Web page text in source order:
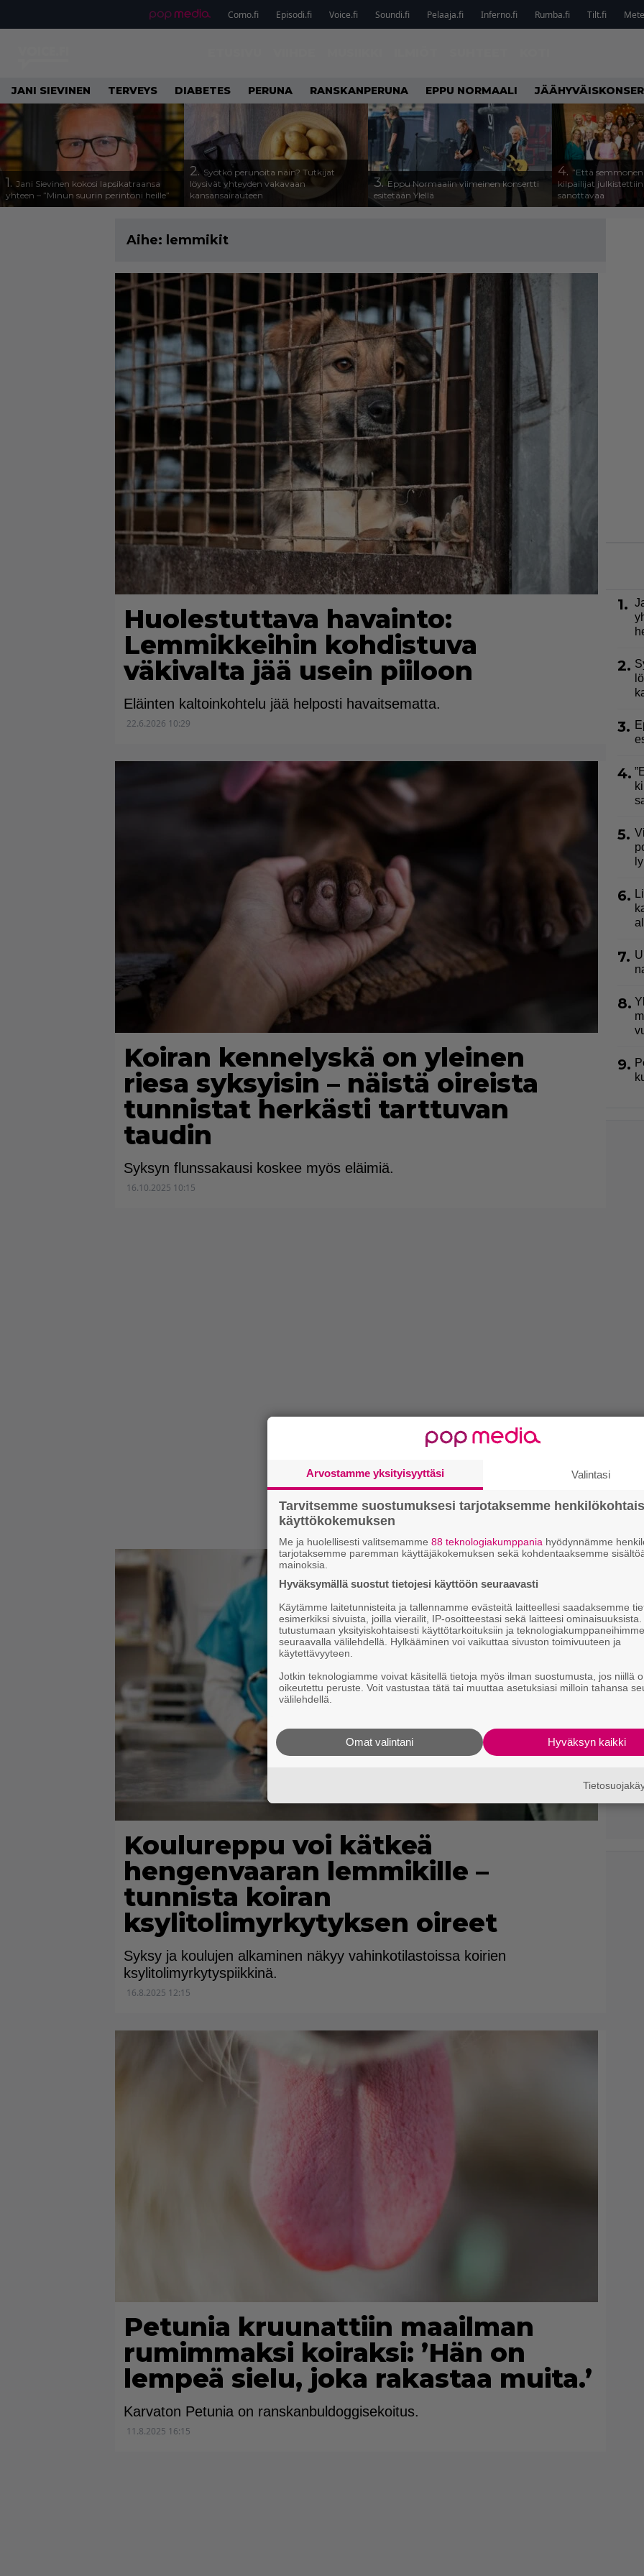
Como.fi Episodi.fi Voice.fi Soundi.fi Pelaaja.fi Inferno.fi Rumba.fi Tilt.fi
JANI SIEVINEN TERVEYS DIABETES PERUNA RANSKANPERUNA EPPU NORMAALI
1. Jani Sievinen kokosi lapsikatraansa
yhteen – ”Minun suurin perintöni heille”
2. Syötkö perunoita näin? Tutkijat
löysivät yhteyden vakavaan
kansansairauteen
3. Eppu Normaalin viimeinen konsertti
esitetään Ylellä
4. ”Että semmonen
kilpailijat julkistettiin
sanottavaa
Aihe: lemmikit
Huolestuttava havainto:
Lemmikkeihin kohdistuva
väkivalta jää usein piiloon
Eläinten kaltoinkohtelu jää helposti havaitsematta.
22.6.2026 10:29
Koiran kennelyskä on yleinen
riesa syksyisin – näistä oireista
tunnistat herkästi tarttuvan
taudin
Syksyn flunssakausi koskee myös eläimiä.
16.10.2025 10:15
Koulureppu voi kätkeä
hengenvaaran lemmikille –
tunnista koiran
ksylitolimyrkytyksen oireet
Syksy ja koulujen alkaminen näkyy vahinkotilastoissa koirien
ksylitolimyrkytyspiikkinä.
16.8.2025 12:15
Petunia kruunattiin maailman
rumimmaksi koiraksi: ’Hän on
lempeä sielu, joka rakastaa muita.’
Karvaton Petunia on ranskanbuldoggisekoitus.
11.8.2025 16:15
1.
2.
3.
4.
5.
6.
7.
8.
9.
Arvostamme yksityisyyttäsi Valintasi
Tarvitsemme suostumuksesi tarjotaksemme
käyttökokemuksen
Me ja huolellisesti valitsemamme 88 teknologiakumppania hyödynnämme
tarjotaksemme paremman käyttäjäkokemuksen sekä kohdentaaksemme
mainoksia.
Hyväksymällä suostut tietojesi käyttöön seuraavasti
Käytämme laitetunnisteita ja tallennamme evästeitä laitteellesi saadaksemme
esimerkiksi sivuista, joilla vierailit, IP-osoitteestasi sekä laitteesi
tutustumaan yksityiskohtaisesti käyttötarkoituksiin ja teknologiakumppaneihimme
seuraavalla välilehdellä. Hylkääminen voi vaikuttaa sivuston toimivuuteen ja
käytettävyyteen.
Jotkin teknologiamme voivat käsitellä tietoja myös ilman suostumusta, jos niillä
oikeutettu peruste. Voit vastustaa tätä tai muuttaa asetuksiasi milloin tahansa
välilehdellä.
Hyväksyn kaikki
Omat valintani